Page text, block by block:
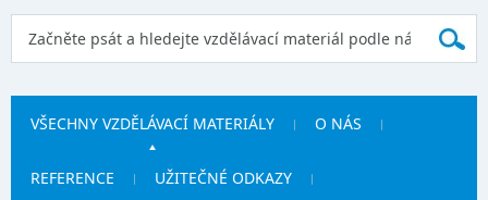
VŠECHNY VZDĚLÁVACÍ MATERIÁLY O NÁS
REFERENCE UŽITEČNÉ ODKAZY